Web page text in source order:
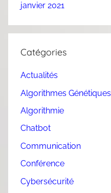
janvier 2021
Catégories
Actualités
Algorithmes Génétiques
Algorithmie
Chatbot
Communication
Conférence
Cybersécurité